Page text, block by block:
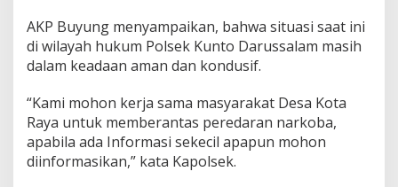
AKP Buyung menyampaikan, bahwa situasi saat ini
di wilayah hukum Polsek Kunto Darussalam masih
dalam keadaan aman dan kondusif.
“Kami mohon kerja sama masyarakat Desa Kota
Raya untuk memberantas peredaran narkoba,
apabila ada Informasi sekecil apapun mohon
diinformasikan,” kata Kapolsek.